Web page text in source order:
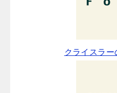
クライスラ